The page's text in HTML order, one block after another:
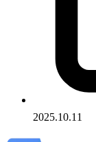
2025.10.11